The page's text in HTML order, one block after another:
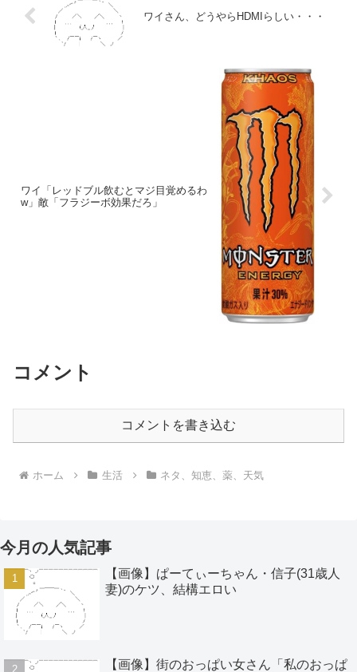
ワイさん、どうやらHDMIらしい・・・
ワイ「レッドブル飲むとマジ目覚めるわ
w」敵「フラジーボ効果だろ」
コメント
コメントを書き込む
ホーム 生活 ネタ、知恵、薬、天気
今月の人気記事
【画像】ぱーてぃーちゃん・信子(31歳人
妻)のケツ、結構エロい
【画像】街のおっぱい女さん「私のおっぱ